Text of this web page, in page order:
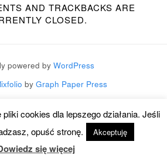
AND TRACKBACKS ARE
CLOSED.
powered by WordPress
by Graph Paper Press
cookies dla lepszego działania. Jeśli
opuść stronę.
Akceptuję
się więcej